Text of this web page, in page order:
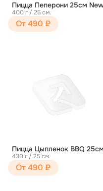
Пицца Пеперони 25см
400 г / 25 см.
От 490 ₽
Пицца Цыпленок BBQ 25см
430 г / 25 см.
От 490 ₽